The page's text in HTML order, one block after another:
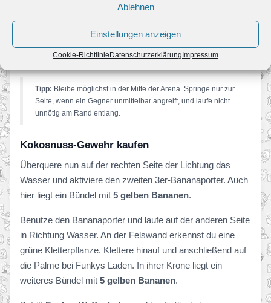
Ablehnen
Einstellungen anzeigen
Cookie-Richtlinie Datenschutzerklärung Impressum
erscheinenden Gegner darfst du besiegen, wichtiger ist
jedoch, dass sie Donkey nicht von der Plattform stoßen.
Kampfkrone.
Tipp: Bleibe möglichst in der Mitte der Arena. Springe nur zur
Seite, wenn ein Gegner unmittelbar angreift, und laufe nicht
unnötig am Rand entlang.
Kokosnuss-Gewehr kaufen
Überquere nun auf der rechten Seite der Lichtung das
Wasser und aktiviere den zweiten 3er-Bananaporter. Auch
hier liegt ein Bündel mit 5 gelben Bananen.
Benutze den Bananaporter und laufe auf der anderen Seite
in Richtung Wasser. An der Felswand erkennst du eine
grüne Kletterpflanze. Klettere hinauf und anschließend auf
die Palme bei Funkys Laden. In ihrer Krone liegt ein
weiteres Bündel mit 5 gelben Bananen.